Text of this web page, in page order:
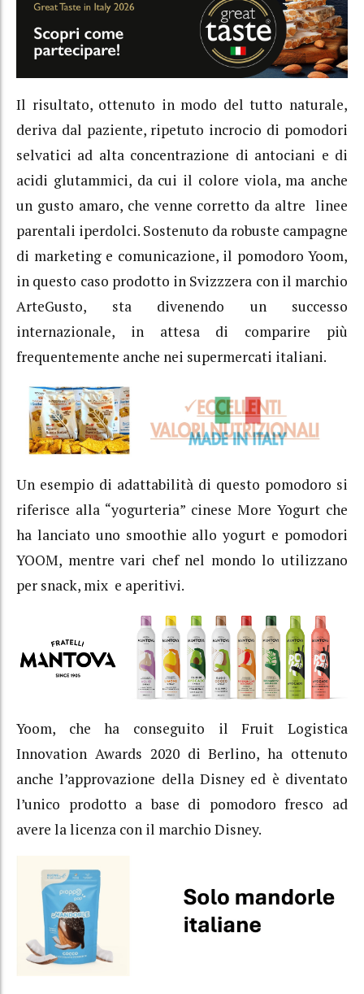
Il risultato, ottenuto in modo del tutto naturale,
deriva dal paziente, ripetuto incrocio di pomodori
selvatici ad alta concentrazione di antociani e di
acidi glutammici, da cui il colore viola, ma anche
un gusto amaro, che venne corretto da altre linee
parentali iperdolci. Sostenuto da robuste campagne
di marketing e comunicazione, il pomodoro Yoom,
in questo caso prodotto in Svizzzera con il marchio
ArteGusto, sta divenendo un successo
internazionale, in attesa di comparire più
frequentemente anche nei supermercati italiani.
Un esempio di adattabilità di questo pomodoro si
riferisce alla “yogurteria” cinese More Yogurt che
ha lanciato uno smoothie allo yogurt e pomodori
YOOM, mentre vari chef nel mondo lo utilizzano
per snack, mix e aperitivi.
Yoom, che ha conseguito il Fruit Logistica
Innovation Awards 2020 di Berlino, ha ottenuto
anche l’approvazione della Disney ed è diventato
l’unico prodotto a base di pomodoro fresco ad
avere la licenza con il marchio Disney.